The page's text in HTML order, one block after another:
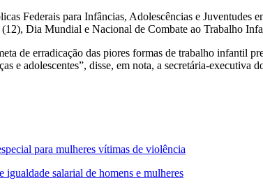
Federais para Infâncias, Adolescências e
Dia Mundial e Nacional de Combate ao Trabalho
de erradicação das piores formas de trabalho infantil
e adolescentes”, disse, em nota, a secretária-
para mulheres vítimas de violência
igualdade salarial de homens e mulheres